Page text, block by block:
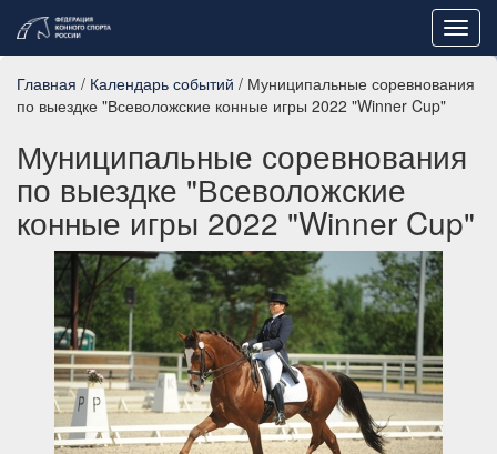
Главная / Календарь событий / Муниципальные соревнования
по выездке "Всеволожские конные игры 2022 "Winner Cup"
Муниципальные соревнования
по выездке "Всеволожские
конные игры 2022 "Winner Cup"